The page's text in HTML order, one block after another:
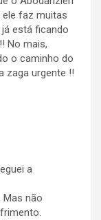
faz muitas
está ficando
No mais,
o caminho do
zaga urgente !!
a
Mas não